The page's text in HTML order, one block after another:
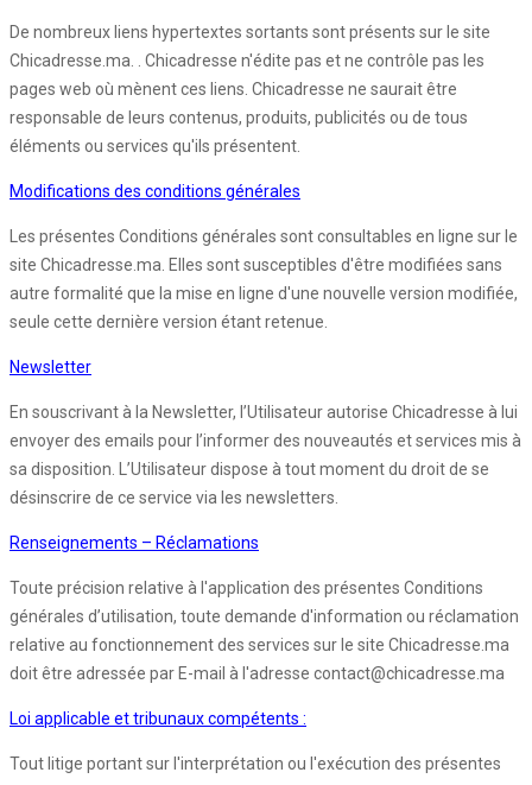
De nombreux liens hypertextes sortants sont présents sur le site
Chicadresse.ma. . Chicadresse n'édite pas et ne contrôle pas les
pages web où mènent ces liens. Chicadresse ne saurait être
responsable de leurs contenus, produits, publicités ou de tous
éléments ou services qu'ils présentent.
Modifications des conditions générales
Les présentes Conditions générales sont consultables en ligne sur le
site Chicadresse.ma. Elles sont susceptibles d'être modifiées sans
autre formalité que la mise en ligne d'une nouvelle version modifiée,
seule cette dernière version étant retenue.
Newsletter
En souscrivant à la Newsletter, l’Utilisateur autorise Chicadresse à lui
envoyer des emails pour l’informer des nouveautés et services mis à
sa disposition. L’Utilisateur dispose à tout moment du droit de se
désinscrire de ce service via les newsletters.
Renseignements – Réclamations
Toute précision relative à l'application des présentes Conditions
générales d’utilisation, toute demande d'information ou réclamation
relative au fonctionnement des services sur le site Chicadresse.ma
doit être adressée par E-mail à l'adresse contact@chicadresse.ma
Loi applicable et tribunaux compétents :
Tout litige portant sur l'interprétation ou l'exécution des présentes